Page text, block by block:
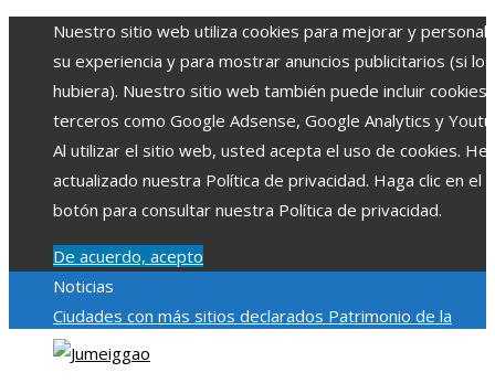
Nuestro sitio web utiliza cookies para mejorar y
su experiencia y para mostrar anuncios publicitarios (si los
hubiera). Nuestro sitio web también puede incluir cookies
terceros como Google Adsense, Google Analytics y
Al utilizar el sitio web, usted acepta el uso de cookies.
actualizado nuestra Política de privacidad. Haga clic en el
botón para consultar nuestra Política de privacidad.
De acuerdo, acepto
Noticias
Ciudades con más sitios declarados Patrimonio de la
Humanidad y su importancia